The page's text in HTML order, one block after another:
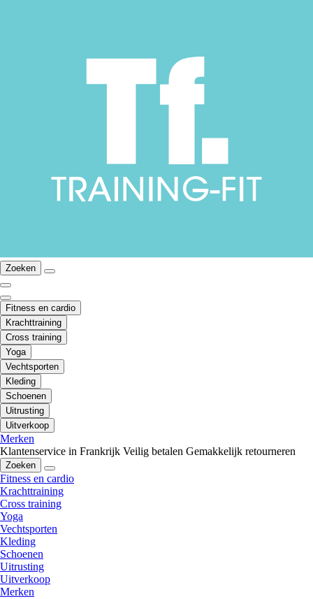
Zoeken
Fitness en cardio
Krachttraining
Cross training
Yoga
Vechtsporten
Kleding
Schoenen
Uitrusting
Uitverkoop
Merken
Klantenservice in Frankrijk Veilig betalen Gemakkelijk retourneren
Zoeken
Fitness en cardio
Krachttraining
Cross training
Yoga
Vechtsporten
Kleding
Schoenen
Uitrusting
Uitverkoop
Merken